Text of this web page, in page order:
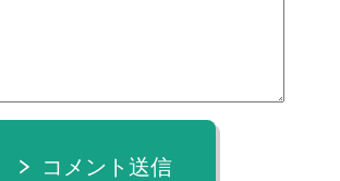
コメント送信